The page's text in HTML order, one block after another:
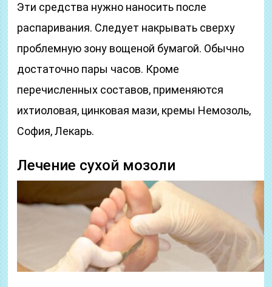
Эти средства нужно наносить после
распаривания. Следует накрывать сверху
проблемную зону вощеной бумагой. Обычно
достаточно пары часов. Кроме
перечисленных составов, применяются
ихтиоловая, цинковая мази, кремы Немозоль,
София, Лекарь.
Лечение сухой мозоли